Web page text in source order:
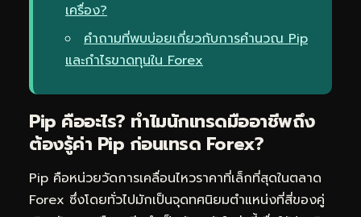
เครื่อง?
คำถามที่พบบ่อยเกี่ยวกับการคำนวณ Pip
และกำไรขาดทุนใน Forex
Pip คืออะไร? ทำไมนักเทรดมืออาชีพถึง
ต้องรู้ค่า Pip ก่อนเทรด Forex?
Pip คือหน่วยวัดการเคลื่อนไหวราคาที่เล็กที่สุดในตลาด
Forex ซึ่งโดยทั่วไปมักเป็นจุดทศนิยมตำแหน่งที่สี่ของคู่